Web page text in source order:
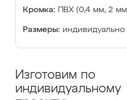
Кромка: ПВХ (0,4 мм, 2
Размеры: индивидуально
Изготовим по
индивидуальному